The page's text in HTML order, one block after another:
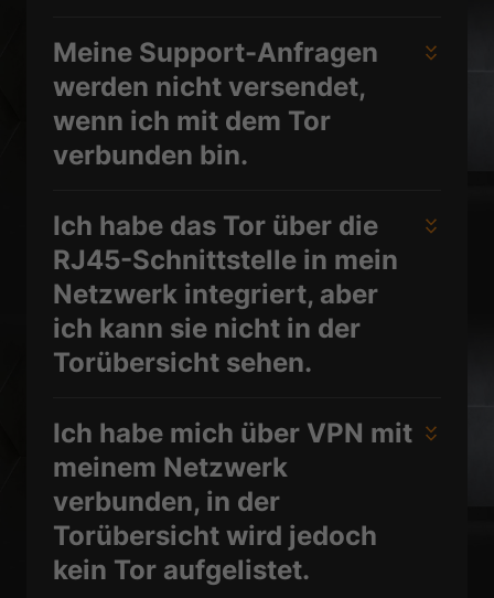
Meine Support-Anfragen
werden nicht versendet,
wenn ich mit dem Tor
verbunden bin.
Ich habe das Tor über die
RJ45-Schnittstelle in mein
Netzwerk integriert, aber
ich kann sie nicht in der
Torübersicht sehen.
Ich habe mich über VPN mit
meinem Netzwerk
verbunden, in der
Torübersicht wird jedoch
kein Tor aufgelistet.